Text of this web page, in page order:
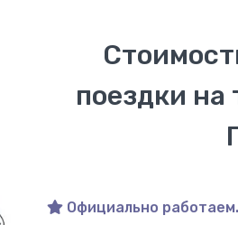
поездки на
Официально работаем.